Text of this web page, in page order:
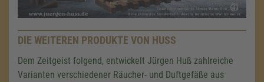
DIE WEITEREN PRODUKTE VON HUSS
Dem Zeitgeist folgend, entwickelt Jürgen Huß zahlreiche
Varianten verschiedener Räucher- und Duftgefäße aus